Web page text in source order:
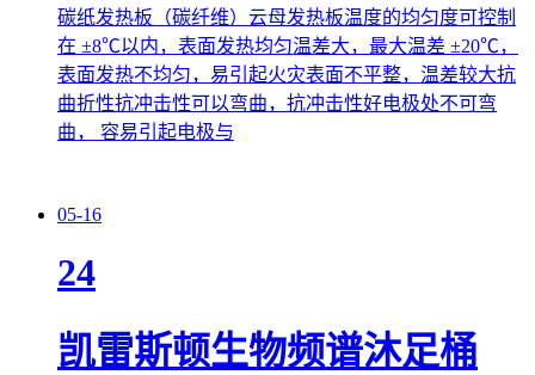
碳纸发热板（碳纤维）云母发热板温度的均匀度可控制
在 ±8℃以内，表面发热均匀温差大，最大温差 ±20℃，
表面发热不均匀，易引起火灾表面不平整，温差较大抗
曲折性抗冲击性可以弯曲，抗冲击性好电极处不可弯
曲， 容易引起电极与
05-16
24
凯雷斯顿生物频谱沐足桶